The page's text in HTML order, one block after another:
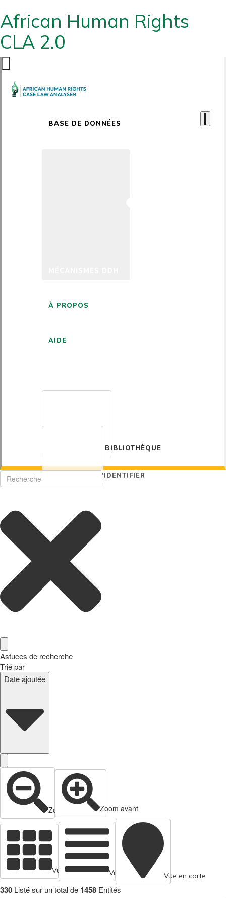
African Human Rights
CLA 2.0
BASE DE DONNÉES
À PROPOS
AIDE
BIBLIOTHÈQUE
S'IDENTIFIER
Astuces de recherche
Trié par
Date ajoutée
Zoom arrière Zoom avant
Vue en cartes Vue tabulaire Vue en carte
330 Listé sur un total de 1458 Entités